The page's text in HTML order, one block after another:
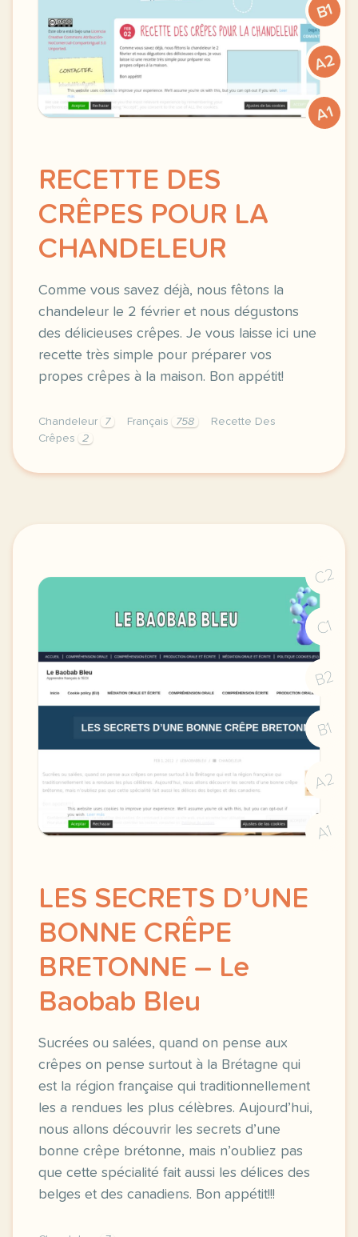
B1
A2
A1
RECETTE DES
CRÊPES POUR LA
CHANDELEUR
Comme vous savez déjà, nous fêtons la
chandeleur le 2 février et nous dégustons
des délicieuses crêpes. Je vous laisse ici une
recette très simple pour préparer vos
propes crêpes à la maison. Bon appétit!
Chandeleur 7 Français 758
Recette Des
Crêpes
2
image es 123rf comcomme vous savez deja
C2
C1
B2
B1
A2
A1
LES SECRETS D’UNE
BONNE CRÊPE
BRETONNE – Le
Baobab Bleu
Sucrées ou salées, quand on pense aux
crêpes on pense surtout à la Brétagne qui
est la région française qui traditionnellement
les a rendues les plus célèbres. Aujourd’hui,
nous allons découvrir les secrets d’une
bonne crêpe brétonne, mais n’oubliez pas
que cette spécialité fait aussi les délices des
belges et des canadiens. Bon appétit!!!